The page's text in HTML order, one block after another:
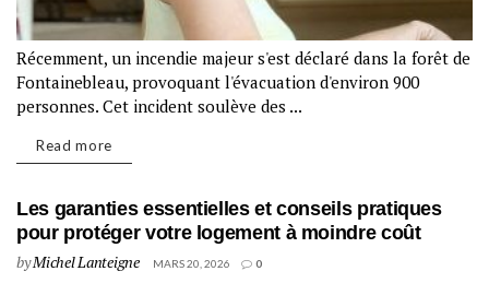
Récemment, un incendie majeur s'est déclaré dans la forêt de
Fontainebleau, provoquant l'évacuation d'environ 900
personnes. Cet incident soulève des ...
Read more
Les garanties essentielles et conseils pratiques
pour protéger votre logement à moindre coût
byMichel Lanteigne MARS 20, 2026 0